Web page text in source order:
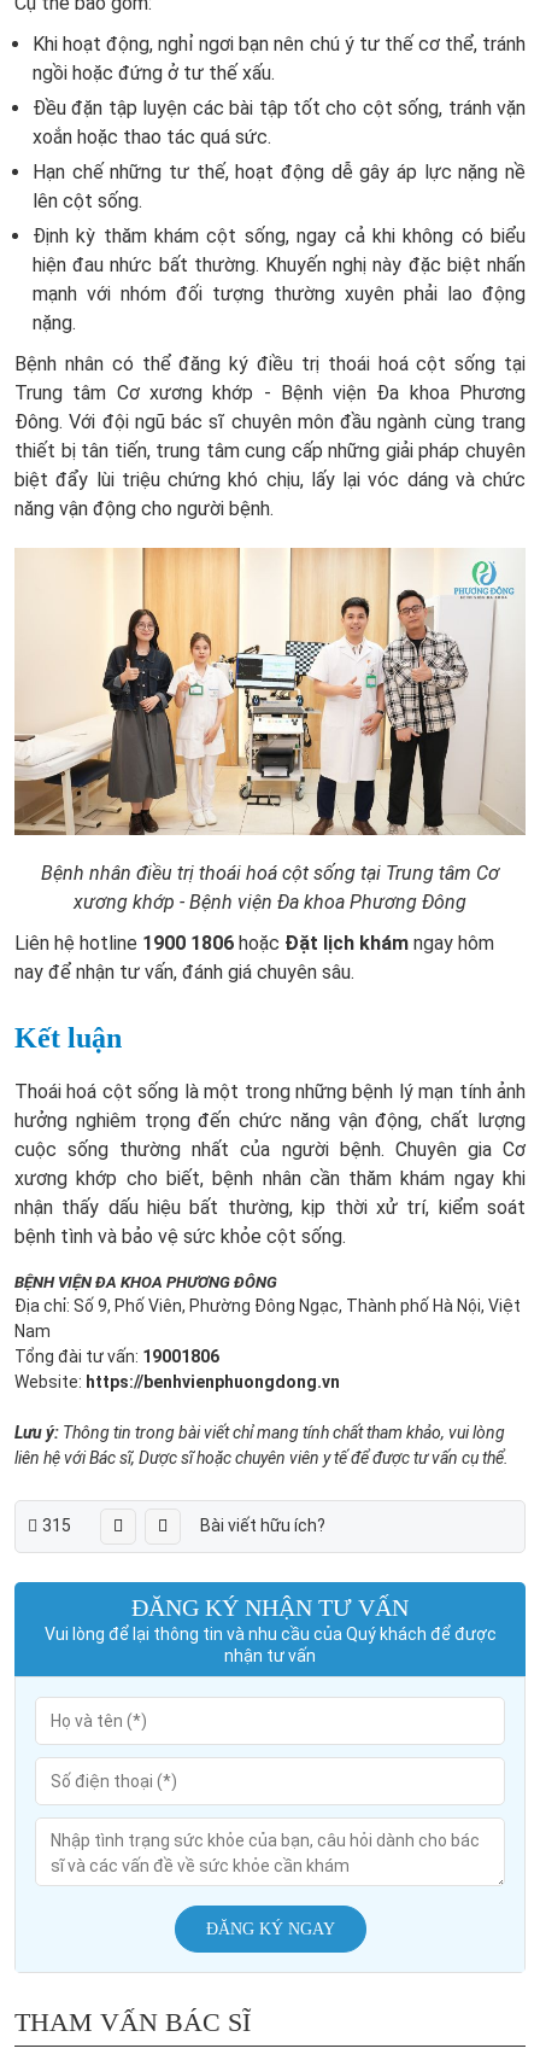
Khi hoạt động, nghỉ ngơi bạn nên chú ý tư thế cơ thể, tránh
ngồi hoặc đứng ở tư thế xấu.
Đều đặn tập luyện các bài tập tốt cho cột sống, tránh vặn
xoắn hoặc thao tác quá sức.
Hạn chế những tư thế, hoạt động dễ gây áp lực nặng nề
lên cột sống.
Định kỳ thăm khám cột sống, ngay cả khi không có biểu
hiện đau nhức bất thường. Khuyến nghị này đặc biệt nhấn
mạnh với nhóm đối tượng thường xuyên phải lao động
nặng.
Bệnh nhân có thể đăng ký điều trị thoái hoá cột sống tại
Trung tâm Cơ xương khớp - Bệnh viện Đa khoa Phương
Đông. Với đội ngũ bác sĩ chuyên môn đầu ngành cùng trang
thiết bị tân tiến, trung tâm cung cấp những giải pháp chuyên
biệt đẩy lùi triệu chứng khó chịu, lấy lại vóc dáng và chức
năng vận động cho người bệnh.
Bệnh nhân điều trị thoái hoá cột sống tại Trung tâm Cơ
xương khớp - Bệnh viện Đa khoa Phương Đông
Liên hệ hotline 1900 1806 hoặc Đặt lịch khám ngay hôm
nay để nhận tư vấn, đánh giá chuyên sâu.
Kết luận
Thoái hoá cột sống là một trong những bệnh lý mạn tính ảnh
hưởng nghiêm trọng đến chức năng vận động, chất lượng
cuộc sống thường nhất của người bệnh. Chuyên gia Cơ
xương khớp cho biết, bệnh nhân cần thăm khám ngay khi
nhận thấy dấu hiệu bất thường, kịp thời xử trí, kiểm soát
bệnh tình và bảo vệ sức khỏe cột sống.
BỆNH VIỆN ĐA KHOA PHƯƠNG ĐÔNG
Địa chỉ: Số 9, Phố Viên, Phường Đông Ngạc, Thành phố Hà Nội, Việt
Nam
Tổng đài tư vấn: 19001806
Website: https://benhvienphuongdong.vn
Lưu ý: Thông tin trong bài viết chỉ mang tính chất tham khảo, vui lòng
liên hệ với Bác sĩ, Dược sĩ hoặc chuyên viên y tế để được tư vấn cụ thể.
315 Bài viết hữu ích?
ĐĂNG KÝ NHẬN TƯ VẤN
Vui lòng để lại thông tin và nhu cầu của Quý khách để được
nhận tư vấn
ĐĂNG KÝ NGAY
THAM VẤN BÁC SĨ